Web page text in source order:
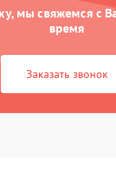
мы свяжемся с
время
Заказать звонок